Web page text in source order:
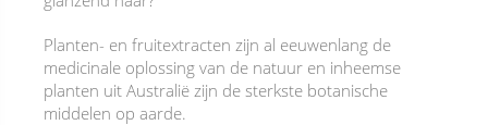
Planten- en fruitextracten zijn al eeuwenlang de
medicinale oplossing van de natuur en inheemse
planten uit Australië zijn de sterkste botanische
middelen op aarde.